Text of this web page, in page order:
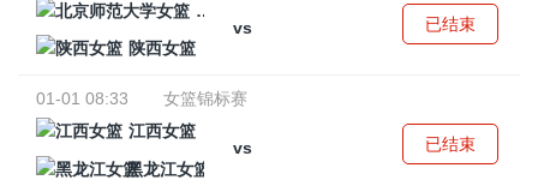
北京师范大学女篮
vs
陕西女篮
已结束
01-01 08:33
女篮锦标赛
江西女篮
vs
黑龙江女篮
已结束